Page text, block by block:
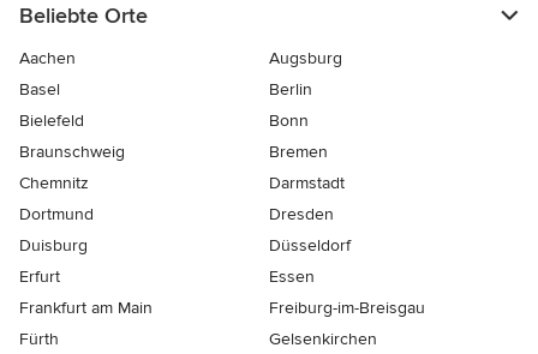
Beliebte Orte
Aachen
Augsburg
Basel
Berlin
Bielefeld
Bonn
Braunschweig
Bremen
Chemnitz
Darmstadt
Dortmund
Dresden
Duisburg
Düsseldorf
Erfurt
Essen
Frankfurt am Main
Freiburg-im-Breisgau
Fürth
Gelsenkirchen